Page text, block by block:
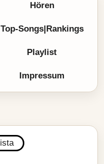
Hören
Top-Songs|Rankings
Playlist
Impressum